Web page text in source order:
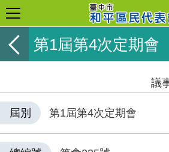
第1屆第4次定期會
議
屆別 第1屆第4次定期會